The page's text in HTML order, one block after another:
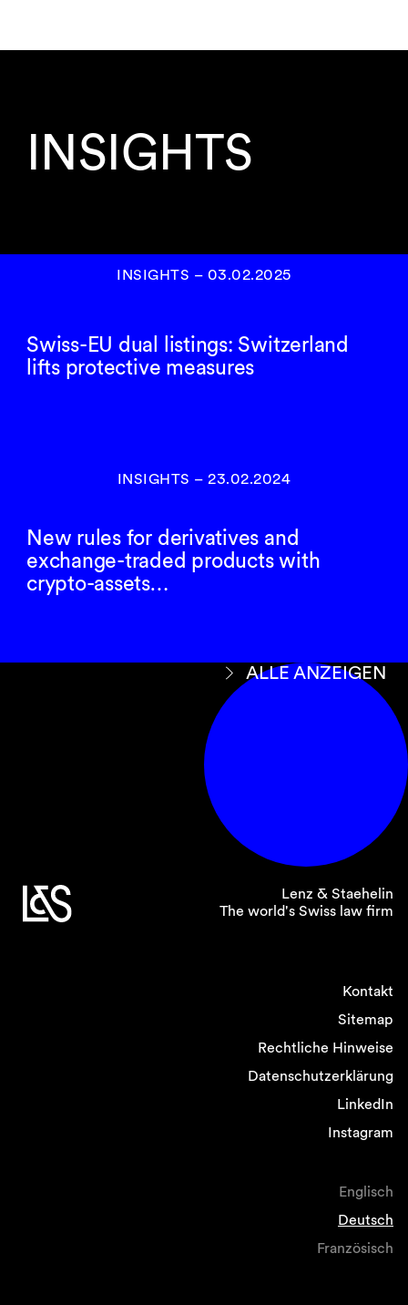
INSIGHTS
INSIGHTS – 03.02.2025
Swiss-EU dual listings: Switzerland
lifts protective measures
INSIGHTS – 23.02.2024
New rules for derivatives and
exchange-traded products with
crypto-assets…
ALLE ANZEIGEN
Lenz & Staehelin
The world's Swiss law firm
Kontakt
Sitemap
Rechtliche Hinweise
Datenschutzerklärung
LinkedIn
Instagram
Englisch
Deutsch
Französisch